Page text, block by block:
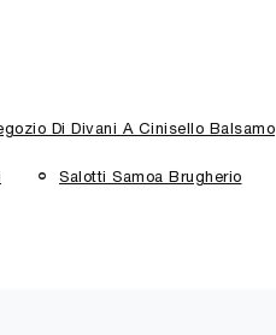
Di Divani A Cinisello Balsamo
Salotti Samoa Brugherio